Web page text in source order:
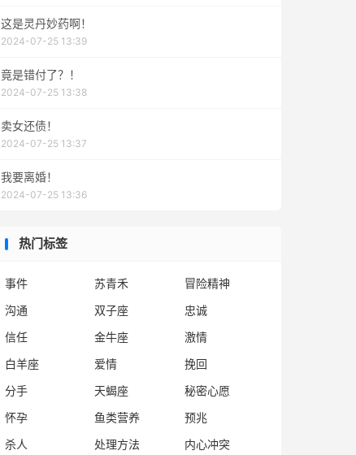
这是灵丹妙药啊！
2024-07-25 13:39
竟是错付了？！
2024-07-25 13:38
卖女还债！
2024-07-25 13:37
我要离婚！
2024-07-25 13:36
热门标签
事件 苏青禾
冒险精神
沟通
双子座
忠诚
信任
金牛座
激情
白羊座
爱情
挽回
分手
天蝎座
秘密心愿
怀孕
鱼类营养
预兆
杀人
处理方法 内心冲突